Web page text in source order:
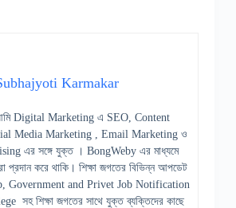
Karmakar
আমি Digital Marketing এ SEO, Content
Media Marketing , Email Marketing ও
এর সঙ্গে যুক্ত । BongWeby এর মাধ্যমে
প্রদান করে থাকি। শিক্ষা জগতের বিভিন্ন আপডেট
Government and Privet Job Notification
সহ শিক্ষা জগতের সাথে যুক্ত ব্যক্তিদের কাছে